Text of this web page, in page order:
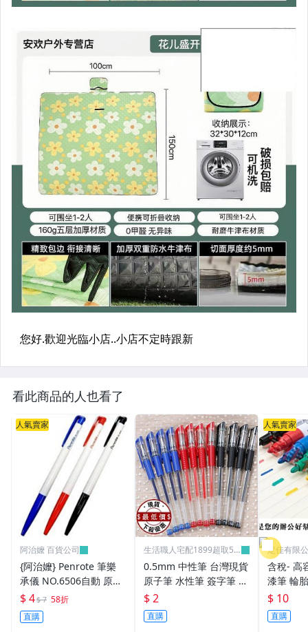
看此商品的人也看了
人氣賣家
阿治嬤 百貨公司
{阿治嬤} Penrote 筆樂
承儀 NO.6506自動 原子
筆 贈品筆 廣告筆 0.5m
m
$ 4$ 7 58折
直購
生活職人宅配1899超取59
0.5mm 中性筆 台灣現貨
原子筆 水性筆 簽字筆 原
珠筆 鋼珠筆 批發 文具
學生 辦公用品 生活職人
【B072】
$ 2
直購
人氣賣家
定佳有限
含稅- 高
漆筆 輪
補漆 12
$ 10
直購